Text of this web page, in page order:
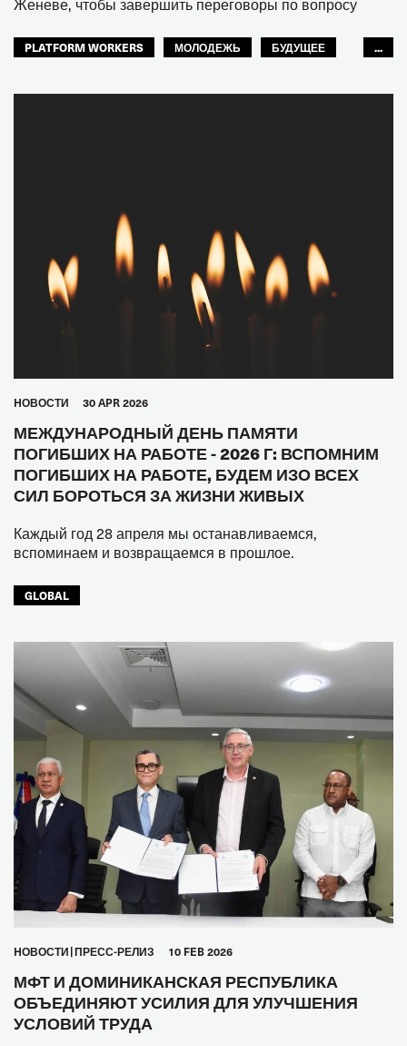
PLATFORM WORKERS МОЛОДЕЖЬ
БУДУЩЕЕ
...
HОВОСТИ 30 APR 2026
МЕЖДУНАРОДНЫЙ ДЕНЬ ПАМЯТИ
ПОГИБШИХ НА РАБОТЕ - 2026 Г: ВСПОМНИМ
ПОГИБШИХ НА РАБОТЕ, БУДЕМ ИЗО ВСЕХ
СИЛ БОРОТЬСЯ ЗА ЖИЗНИ ЖИВЫХ
Каждый год 28 апреля мы останавливаемся,
вспоминаем и возвращаемся в прошлое.
GLOBAL
HОВОСТИ ПРЕСС-РЕЛИЗ 10 FEB 2026
МФТ И ДОМИНИКАНСКАЯ РЕСПУБЛИКА
ОБЪЕДИНЯЮТ УСИЛИЯ ДЛЯ УЛУЧШЕНИЯ
УСЛОВИЙ ТРУДА